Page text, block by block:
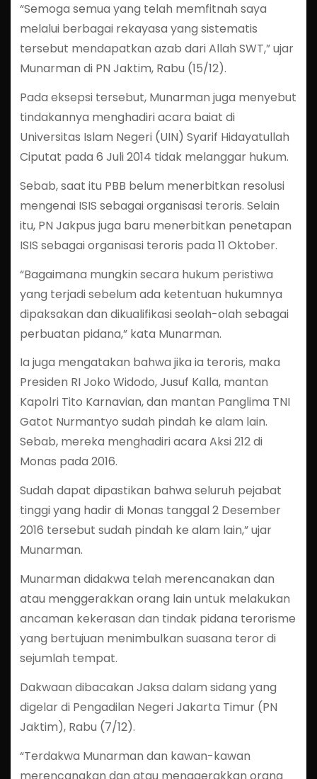
“Semoga semua yang telah memfitnah saya
melalui berbagai rekayasa yang sistematis
tersebut mendapatkan azab dari Allah SWT,” ujar
Munarman di PN Jaktim, Rabu (15/12).
Pada eksepsi tersebut, Munarman juga menyebut
tindakannya menghadiri acara baiat di
Universitas Islam Negeri (UIN) Syarif Hidayatullah
Ciputat pada 6 Juli 2014 tidak melanggar hukum.
Sebab, saat itu PBB belum menerbitkan resolusi
mengenai ISIS sebagai organisasi teroris. Selain
itu, PN Jakpus juga baru menerbitkan penetapan
ISIS sebagai organisasi teroris pada 11 Oktober.
“Bagaimana mungkin secara hukum peristiwa
yang terjadi sebelum ada ketentuan hukumnya
dipaksakan dan dikualifikasi seolah-olah sebagai
perbuatan pidana,” kata Munarman.
Ia juga mengatakan bahwa jika ia teroris, maka
Presiden RI Joko Widodo, Jusuf Kalla, mantan
Kapolri Tito Karnavian, dan mantan Panglima TNI
Gatot Nurmantyo sudah pindah ke alam lain.
Sebab, mereka menghadiri acara Aksi 212 di
Monas pada 2016.
Sudah dapat dipastikan bahwa seluruh pejabat
tinggi yang hadir di Monas tanggal 2 Desember
2016 tersebut sudah pindah ke alam lain,” ujar
Munarman.
Munarman didakwa telah merencanakan dan
atau menggerakkan orang lain untuk melakukan
ancaman kekerasan dan tindak pidana terorisme
yang bertujuan menimbulkan suasana teror di
sejumlah tempat.
Dakwaan dibacakan Jaksa dalam sidang yang
digelar di Pengadilan Negeri Jakarta Timur (PN
Jaktim), Rabu (7/12).
“Terdakwa Munarman dan kawan-kawan
merencanakan dan atau menggerakkan orang